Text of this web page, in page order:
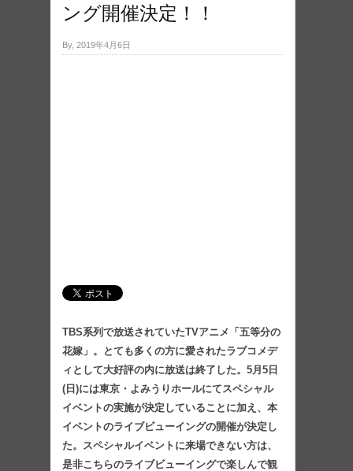
ング開催決定！！
By, 2019年4月6日
TBS系列で放送されていたTVアニメ「五等分の
花嫁」。とても多くの方に愛されたラブコメデ
ィとして大好評の内に放送は終了した。5月5日
(日)には東京・よみうりホールにてスペシャル
イベントの実施が決定していることに加え、本
イベントのライブビューイングの開催が決定し
た。スペシャルイベントに来場できない方は、
是非こちらのライブビューイングで楽しんで観